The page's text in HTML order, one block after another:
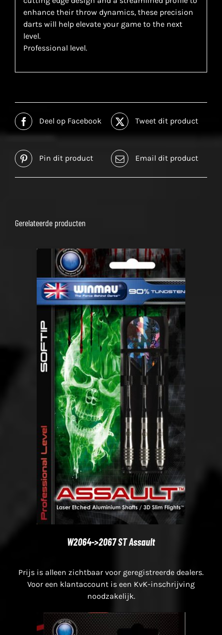
enhance their throw dynamics, these precision
darts will help elevate your game to the next
level.
Professional level.
Deel op Facebook Tweet dit product
Pin dit product Email dit product
Gerelateerde producten
W2064->2067 ST Assault
Prijs is alleen zichtbaar voor geregistreerde dealers.
Voor een klantaccount is een KvK-inschrijving
noodzakelijk.